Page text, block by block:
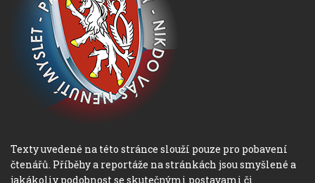
Texty uvedené na této stránce slouží pouze pro pobavení
čtenářů. Příběhy a reportáže na stránkách jsou smyšlené a
jakákoliv podobnost se skutečnými postavami či